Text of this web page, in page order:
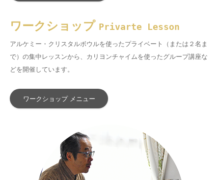
ワークショップ Privarte Lesson
アルケミー・クリスタルボウルを使ったプライベート（または２名ま
で）の集中レッスンから、カリヨンチャイムを使ったグループ講座な
どを開催しています。
ワークショップ メニュー